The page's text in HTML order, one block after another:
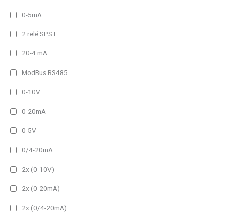
0-5mA
2 relé SPST
20-4 mA
ModBus RS485
0-10V
0-20mA
0-5V
0/4-20mA
2x (0-10V)
2x (0-20mA)
2x (0/4-20mA)